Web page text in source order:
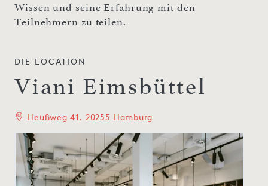
Wissen und seine Erfahrung mit den
Teilnehmern zu teilen.
DIE LOCATION
Viani Eimsbüttel
Heußweg 41, 20255 Hamburg